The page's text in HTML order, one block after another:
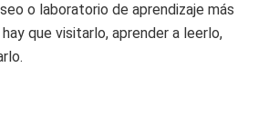
o laboratorio de aprendizaje más
que visitarlo, aprender a leerlo,